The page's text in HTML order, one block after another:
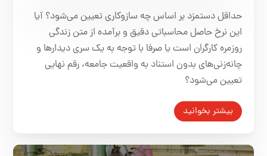
حداقل دستمزد بر اساس چه سازوکاری تعیین می‌شود؟ آیا
این نرخ حاصل محاسباتی دقیق و برآمده از متن زندگی
روزمره کارگران است یا صرفا با توجه به یک سری دیدارها و
چانه‌زنی‌های بدون استناد به واقعیت جامعه، رقم نهایی
تعیین می‌شود؟
بیشتر بخوانید